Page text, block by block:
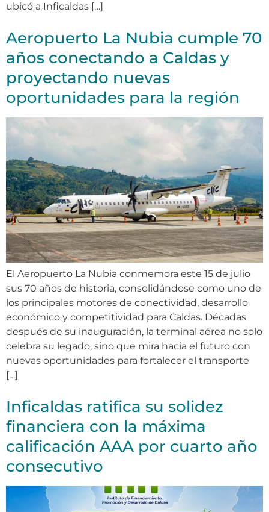
ubicó a Inficaldas […]
Aeropuerto La Nubia cumple 70
años conectando a Caldas y
proyectando nuevas
oportunidades para la región
El Aeropuerto La Nubia conmemora este 15 de julio
sus 70 años de historia, consolidándose como uno de
los principales motores de conectividad, desarrollo
económico y competitividad para Caldas. Décadas
después de su inauguración, la terminal aérea no solo
celebra su legado, sino que mira hacia el futuro con
nuevas oportunidades para fortalecer el transporte
[…]
Inficaldas ratifica su solidez
financiera con la máxima
calificación AAA por cuarto año
consecutivo